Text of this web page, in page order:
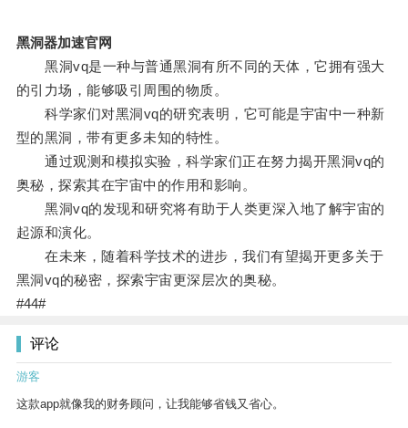
黑洞器加速官网
黑洞vq是一种与普通黑洞有所不同的天体，它拥有强大
的引力场，能够吸引周围的物质。
科学家们对黑洞vq的研究表明，它可能是宇宙中一种新
型的黑洞，带有更多未知的特性。
通过观测和模拟实验，科学家们正在努力揭开黑洞vq的
奥秘，探索其在宇宙中的作用和影响。
黑洞vq的发现和研究将有助于人类更深入地了解宇宙的
起源和演化。
在未来，随着科学技术的进步，我们有望揭开更多关于
黑洞vq的秘密，探索宇宙更深层次的奥秘。
#44#
评论
游客
这款app就像我的财务顾问，让我能够省钱又省心。